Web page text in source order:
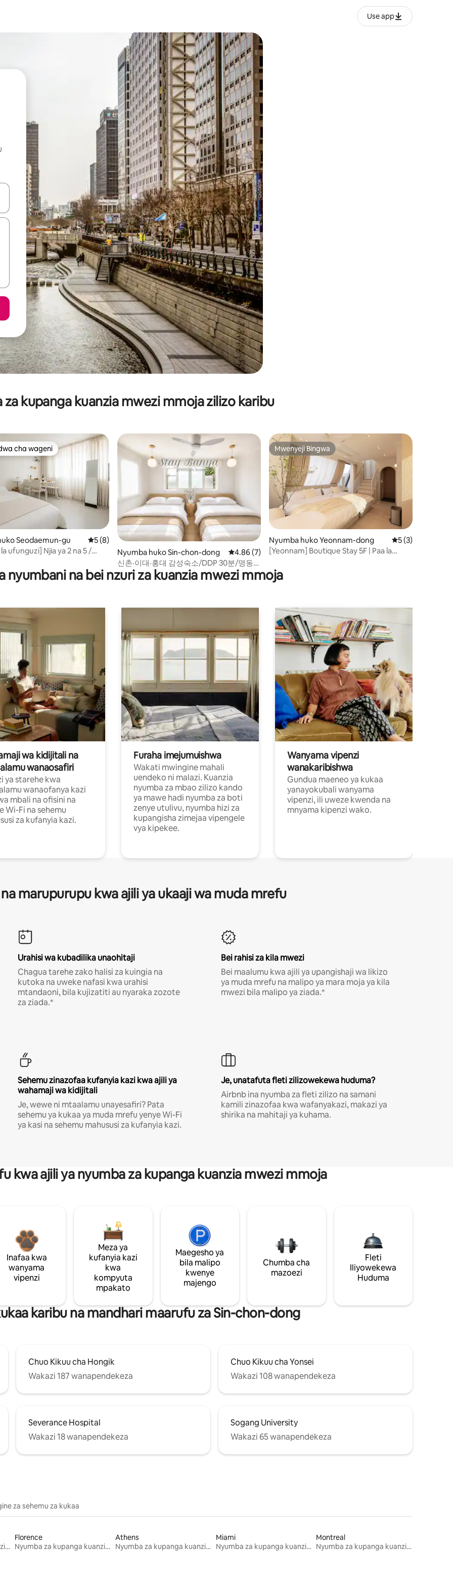
Use app
vya vishale vya juu na chini au uchunguze kwa kugusa au kutelezesha kidole kwenye ishara.
za kupanga kuanzia mwezi mmoja zilizo karibu
5 kati ya 5, tathmini 50
maarufu cha wageni
cha wageni
Seodaemun-gu Ukadiriaji wa wastani wa 5 kati ya 5, tathmini 8
5 (8)
ufunguzi] Njia ya 2 na 5 /
/ Gwanghwamun / Basi la
la uwanja wa ndege /
Nyumba huko Sin-chon-dong Ukadiriaji wa wastani wa 4.86 kati ya 5, tathmini 7
4.86 (7)
신촌·이대·홍대 감성숙소/DDP 30분/명동
25분/경복궁 20분/#미스터멘션
Mwenyeji Bingwa
Mwenyeji Bingwa
Nyumba huko Yeonnam-dong Ukadiriaji wa
5 (3)
[Yeonnam] Boutique Stay 5F | Paa la
wawili·Lifti·Hifadhi ya mizigo ya bure
nyumbani na bei nzuri za kuanzia mwezi mmoja
wa kidijitali na
wanaosafiri
ya starehe kwa
wanaofanya kazi
mbali na ofisini na
Wi-Fi na sehemu
za kufanyia kazi.
Furaha imejumuishwa
Wakati mwingine mahali
uendeko ni malazi. Kuanzia
nyumba za mbao zilizo kando
ya mawe hadi nyumba za boti
zenye utulivu, nyumba hizi za
kupangisha zimejaa vipengele
vya kipekee.
Wanyama vipenzi
wanakaribishwa
Gundua maeneo ya kukaa
yanayokubali wanyama
vipenzi, ili uweze kwenda na
mnyama kipenzi wako.
marupurupu kwa ajili ya ukaaji wa muda mrefu
Urahisi wa kubadilika unaohitaji
Chagua tarehe zako halisi za kuingia na
kutoka na uweke nafasi kwa urahisi
mtandaoni, bila kujizatiti au nyaraka zozote
za ziada.*
Bei rahisi za kila mwezi
Bei maalumu kwa ajili ya upangishaji wa likizo
ya muda mrefu na malipo ya mara moja ya kila
mwezi bila malipo ya ziada.*
Sehemu zinazofaa kufanyia kazi kwa ajili ya
wahamaji wa kidijitali
Je, wewe ni mtaalamu unayesafiri? Pata
sehemu ya kukaa ya muda mrefu yenye Wi-Fi
ya kasi na sehemu mahususi za kufanyia kazi.
Je, unatafuta fleti zilizowekewa huduma?
Airbnb ina nyumba za fleti zilizo na samani
kamili zinazofaa kwa wafanyakazi, makazi ya
shirika na mahitaji ya kuhama.
kwa ajili ya nyumba za kupanga kuanzia mwezi mmoja
Inafaa kwa
wanyama
vipenzi
Meza ya
kufanyia kazi
kwa
kompyuta
mpakato
Maegesho ya
bila malipo
kwenye
majengo
Chumba cha
mazoezi
Fleti
Iliyowekewa
Huduma
karibu na mandhari maarufu za Sin-chon-dong
Chuo Kikuu cha Hongik
Wakazi 187 wanapendekeza
Chuo Kikuu cha Yonsei
Wakazi 108 wanapendekeza
Severance Hospital
Wakazi 18 wanapendekeza
Sogang University
Wakazi 65 wanapendekeza
za sehemu za kukaa
Nyumba za kupanga kuanzia mwezi mmoja
Florence
Nyumba za kupanga kuanzia mwezi mmoja
Athens
Nyumba za kupanga kuanzia mwezi mmoja
Miami
Nyumba za kupanga kuanzia mwezi mmoja
Montreal
Nyumba za kupanga kuanzia mwezi mmoja